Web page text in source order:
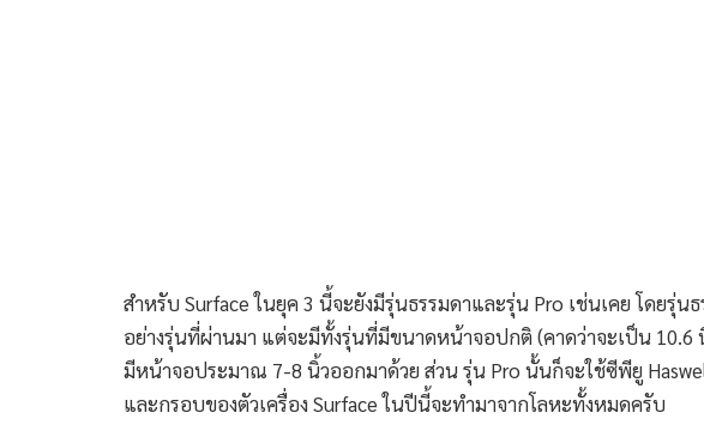
สำหรับ Surface ในยุค 3 นี้จะยังมีรุ่นธรรมดาและรุ่น Pro เช่นเคย โดยรุ่น
อย่างรุ่นที่ผ่านมา แต่จะมีทั้งรุ่นที่มีขนาดหน้าจอปกติ (คาดว่าจะเป็น 10.6
มีหน้าจอประมาณ 7-8 นิ้วออกมาด้วย ส่วน รุ่น Pro นั้นก็จะใช้ซีพียู
และกรอบของตัวเครื่อง Surface ในปีนี้จะทำมาจากโลหะทั้งหมดครับ